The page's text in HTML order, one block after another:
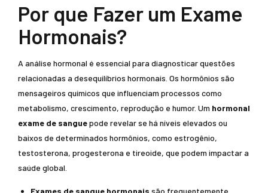
Por que Fazer um Exame
Hormonais?
A análise hormonal é essencial para diagnosticar questões
relacionadas a desequilíbrios hormonais. Os hormônios são
mensageiros químicos que influenciam processos como
metabolismo, crescimento, reprodução e humor. Um hormonal
exame de sanguepode revelar se há níveis elevados ou
baixos de determinados hormônios, como estrogênio,
testosterona, progesterona e tireoide, que podem impactar a
saúde global.
Exames de sangue hormonais são frequentemente